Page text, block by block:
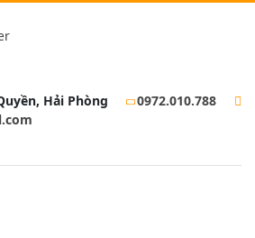
Hải Phòng
0972.010.788